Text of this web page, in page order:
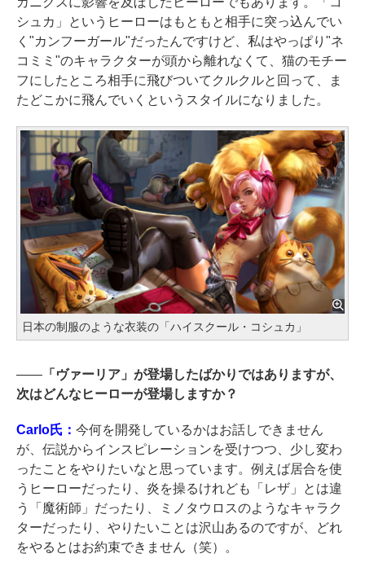
シュカ」というヒーローはもともと相手に突っ込んでい
く"カンフーガール"だったんですけど、私はやっぱり"ネ
コミミ"のキャラクターが頭から離れなくて、猫のモチー
フにしたところ相手に飛びついてクルクルと回って、ま
たどこかに飛んでいくというスタイルになりました。
日本の制服のような衣装の「ハイスクール・コシュカ」
――「ヴァーリア」が登場したばかりではありますが、
次はどんなヒーローが登場しますか？
Carlo氏： 今何を開発しているかはお話しできません
が、伝説からインスピレーションを受けつつ、少し変わ
ったことをやりたいなと思っています。例えば居合を使
うヒーローだったり、炎を操るけれども「レザ」とは違
う「魔術師」だったり、ミノタウロスのようなキャラク
ターだったり、やりたいことは沢山あるのですが、どれ
をやるとはお約束できません（笑）。